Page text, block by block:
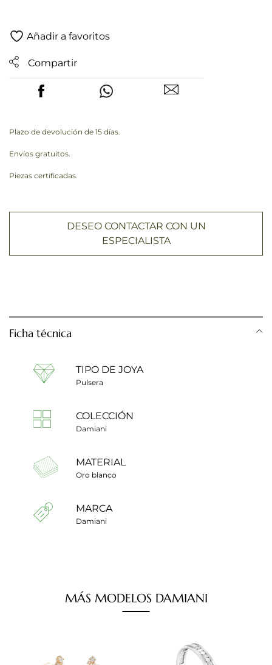
Añadir a favoritos
Compartir
Plazo de devolución de 15 días.
Envíos gratuitos.
Piezas certificadas.
DESEO CONTACTAR CON UN
ESPECIALISTA
Ficha técnica
TIPO DE JOYA
Pulsera
COLECCIÓN
Damiani
MATERIAL
Oro blanco
MARCA
Damiani
MÁS MODELOS DAMIANI